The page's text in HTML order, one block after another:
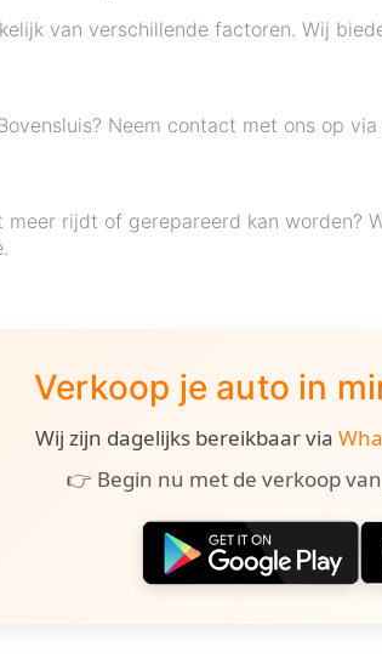
van verschillende factoren. Wij
Neem contact met ons op
rijdt of gerepareerd kan worden?
Verkoop je auto in
Wij zijn dagelijks bereikbaar via
👉 Begin nu met de verkoop